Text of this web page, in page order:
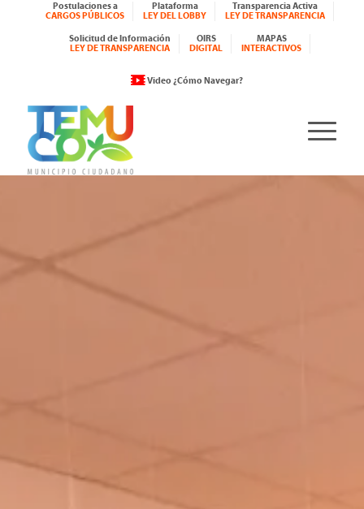
Postulaciones a
CARGOS PÚBLICOS
Plataforma
LEY DEL LOBBY
Transparencia Activa
LEY DE TRANSPARENCIA
Solicitud de Información
LEY DE TRANSPARENCIA
OIRS
DIGITAL
MAPAS
INTERACTIVOS
Video ¿Cómo Navegar?